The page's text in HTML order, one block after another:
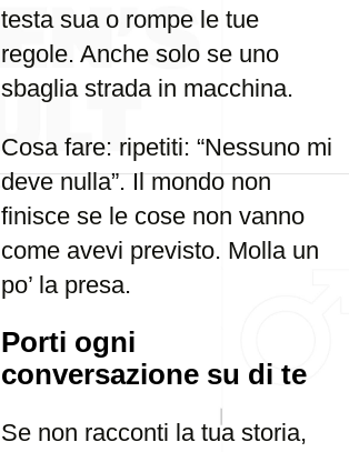
testa sua o rompe le tue
regole. Anche solo se uno
sbaglia strada in macchina.
Cosa fare: ripetiti: “Nessuno mi
deve nulla”. Il mondo non
finisce se le cose non vanno
come avevi previsto. Molla un
po’ la presa.
Porti ogni
conversazione su di te
Se non racconti la tua storia,